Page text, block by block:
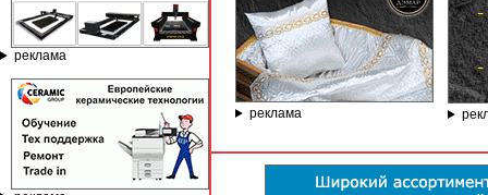
реклама
реклама